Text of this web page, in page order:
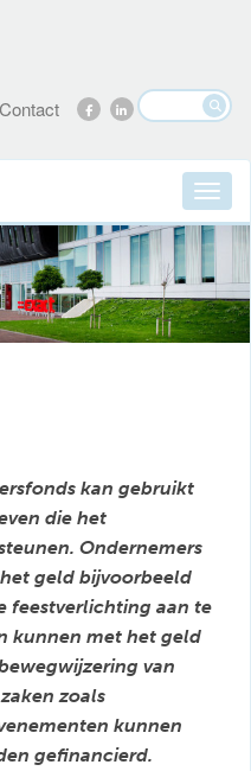
Contact
kan gebruikt
die het
Ondernemers
geld bijvoorbeeld
feestverlichting aan te
kunnen met het geld
van
zoals
kunnen
gefinancierd.